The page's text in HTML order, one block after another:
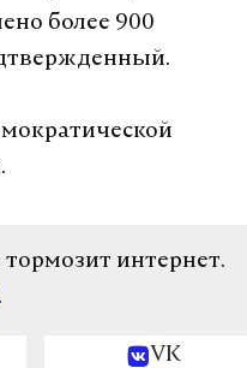
более 900
тормозит интернет.
VK